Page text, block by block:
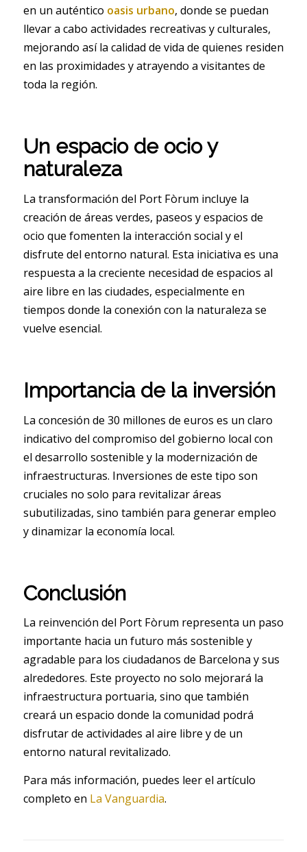
en un auténtico oasis urbano, donde se puedan
llevar a cabo actividades recreativas y culturales,
mejorando así la calidad de vida de quienes residen
en las proximidades y atrayendo a visitantes de
toda la región.
Un espacio de ocio y
naturaleza
La transformación del Port Fòrum incluye la
creación de áreas verdes, paseos y espacios de
ocio que fomenten la interacción social y el
disfrute del entorno natural. Esta iniciativa es una
respuesta a la creciente necesidad de espacios al
aire libre en las ciudades, especialmente en
tiempos donde la conexión con la naturaleza se
vuelve esencial.
Importancia de la inversión
La concesión de 30 millones de euros es un claro
indicativo del compromiso del gobierno local con
el desarrollo sostenible y la modernización de
infraestructuras. Inversiones de este tipo son
cruciales no solo para revitalizar áreas
subutilizadas, sino también para generar empleo
y dinamizar la economía local.
Conclusión
La reinvención del Port Fòrum representa un paso
importante hacia un futuro más sostenible y
agradable para los ciudadanos de Barcelona y sus
alrededores. Este proyecto no solo mejorará la
infraestructura portuaria, sino que también
creará un espacio donde la comunidad podrá
disfrutar de actividades al aire libre y de un
entorno natural revitalizado.
Para más información, puedes leer el artículo
completo en La Vanguardia.